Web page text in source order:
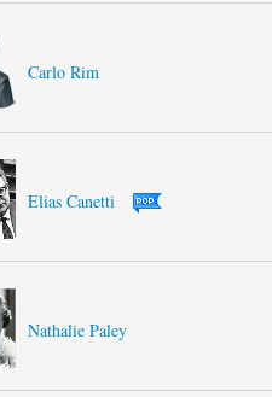
Carlo Rim
Elias Canetti
Nathalie Paley